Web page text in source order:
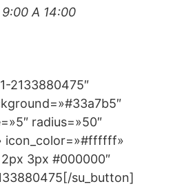
A 14:00
2133880475″
radius=»50″
icon_color=»#ffffff»
3px #000000″
su_button]